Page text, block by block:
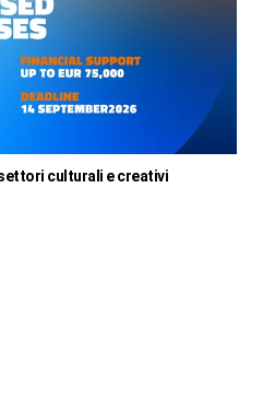
culturali e creativi